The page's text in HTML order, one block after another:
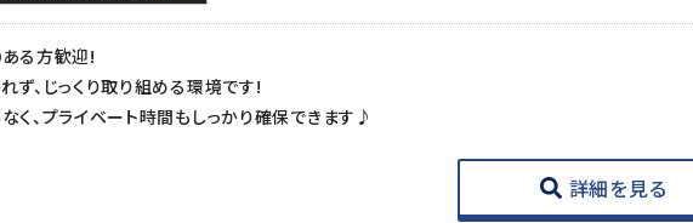
る方歓迎!
ず、じっくり取り組める環境です!
く、プライベート時間もしっかり確保できます♪
詳細を見る